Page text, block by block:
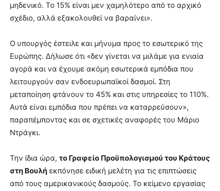
μηδενικό. Το 15% είναι μεν χαμηλότερο από το αρχικό
σχέδιο, αλλά εξακολουθεί να βαραίνει».
Ο υπουργός έστειλε και μήνυμα προς το εσωτερικό της
Ευρώπης. Δήλωσε ότι «δεν γίνεται να μιλάμε για ενιαία
αγορά και να έχουμε ακόμη εσωτερικά εμπόδια που
λειτουργούν σαν ενδοευρωπαϊκοί δασμοί. Στη
μεταποίηση φτάνουν το 45% και στις υπηρεσίες το 110%.
Αυτά είναι εμπόδια που πρέπει να καταρρεύσουν»,
παραπέμποντας και σε σχετικές αναφορές του Μάριο
Ντράγκι.
Την ίδια ώρα, το Γραφείο Προϋπολογισμού του Κράτους
στη Βουλή εκπόνησε ειδική μελέτη για τις επιπτώσεις
από τους αμερικανικούς δασμούς. Το κείμενο εργασίας